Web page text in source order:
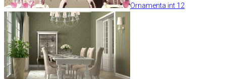
Ornamenta int 12